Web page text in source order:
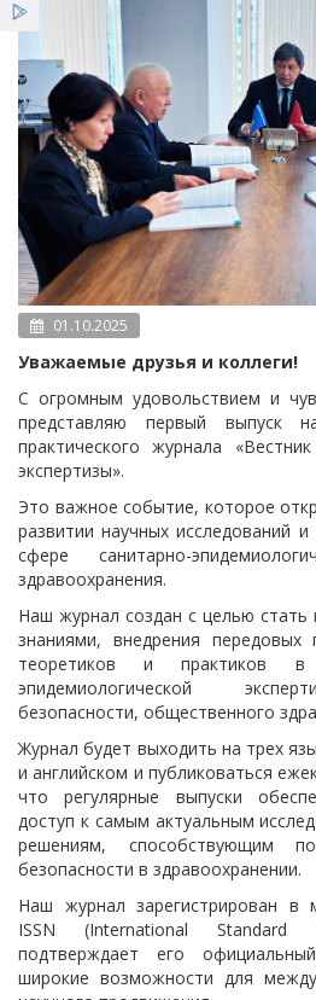
Услуги
Льготы
Новости
01.10.2025
Уважаемые друзья и коллеги!
С огромным удовольствием и
представляю первый выпуск
практического журнала
экспертизы».
Это важное событие, которое
развитии научных исследований
сфере санитарно-
здравоохранения.
Наш журнал создан с целью
знаниями, внедрения передовых
теоретиков и практиков в
эпидемиологической
безопасности, общественного
Журнал будет выходить на трех
и английском и публиковаться
что регулярные выпуски
доступ к самым актуальным
решениям, способствующим
безопасности в здравоохранении.
Наш журнал зарегистрирован в
ISSN (International
подтверждает его
широкие возможности для